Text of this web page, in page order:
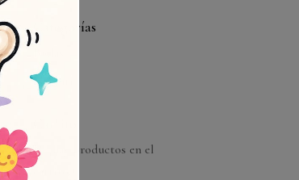
Categorías
Muscari
No hay productos en el
carrito.